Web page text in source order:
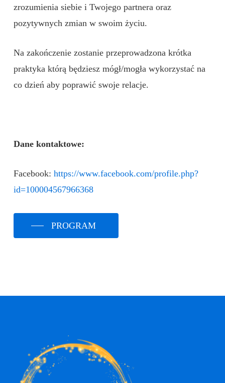
zrozumienia siebie i Twojego partnera oraz
pozytywnych zmian w swoim życiu.
Na zakończenie zostanie przeprowadzona krótka
praktyka którą będziesz mógł/mogła wykorzystać na
co dzień aby poprawić swoje relacje.
Dane kontaktowe:
Facebook: https://www.facebook.com/profile.php?
id=100004567966368
PROGRAM